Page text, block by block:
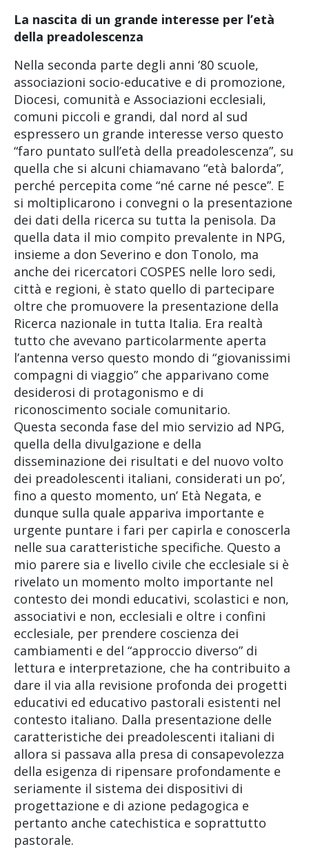
La nascita di un grande interesse per l’età
della preadolescenza
Nella seconda parte degli anni ‘80 scuole,
associazioni socio-educative e di promozione,
Diocesi, comunità e Associazioni ecclesiali,
comuni piccoli e grandi, dal nord al sud
espressero un grande interesse verso questo
“faro puntato sull’età della preadolescenza”, su
quella che si alcuni chiamavano “età balorda”,
perché percepita come “né carne né pesce”. E
si moltiplicarono i convegni o la presentazione
dei dati della ricerca su tutta la penisola. Da
quella data il mio compito prevalente in NPG,
insieme a don Severino e don Tonolo, ma
anche dei ricercatori COSPES nelle loro sedi,
città e regioni, è stato quello di partecipare
oltre che promuovere la presentazione della
Ricerca nazionale in tutta Italia. Era realtà
tutto che avevano particolarmente aperta
l’antenna verso questo mondo di “giovanissimi
compagni di viaggio” che apparivano come
desiderosi di protagonismo e di
riconoscimento sociale comunitario.
Questa seconda fase del mio servizio ad NPG,
quella della divulgazione e della
disseminazione dei risultati e del nuovo volto
dei preadolescenti italiani, considerati un po’,
fino a questo momento, un’ Età Negata, e
dunque sulla quale appariva importante e
urgente puntare i fari per capirla e conoscerla
nelle sua caratteristiche specifiche. Questo a
mio parere sia e livello civile che ecclesiale si è
rivelato un momento molto importante nel
contesto dei mondi educativi, scolastici e non,
associativi e non, ecclesiali e oltre i confini
ecclesiale, per prendere coscienza dei
cambiamenti e del “approccio diverso” di
lettura e interpretazione, che ha contribuito a
dare il via alla revisione profonda dei progetti
educativi ed educativo pastorali esistenti nel
contesto italiano. Dalla presentazione delle
caratteristiche dei preadolescenti italiani di
allora si passava alla presa di consapevolezza
della esigenza di ripensare profondamente e
seriamente il sistema dei dispositivi di
progettazione e di azione pedagogica e
pertanto anche catechistica e soprattutto
pastorale.